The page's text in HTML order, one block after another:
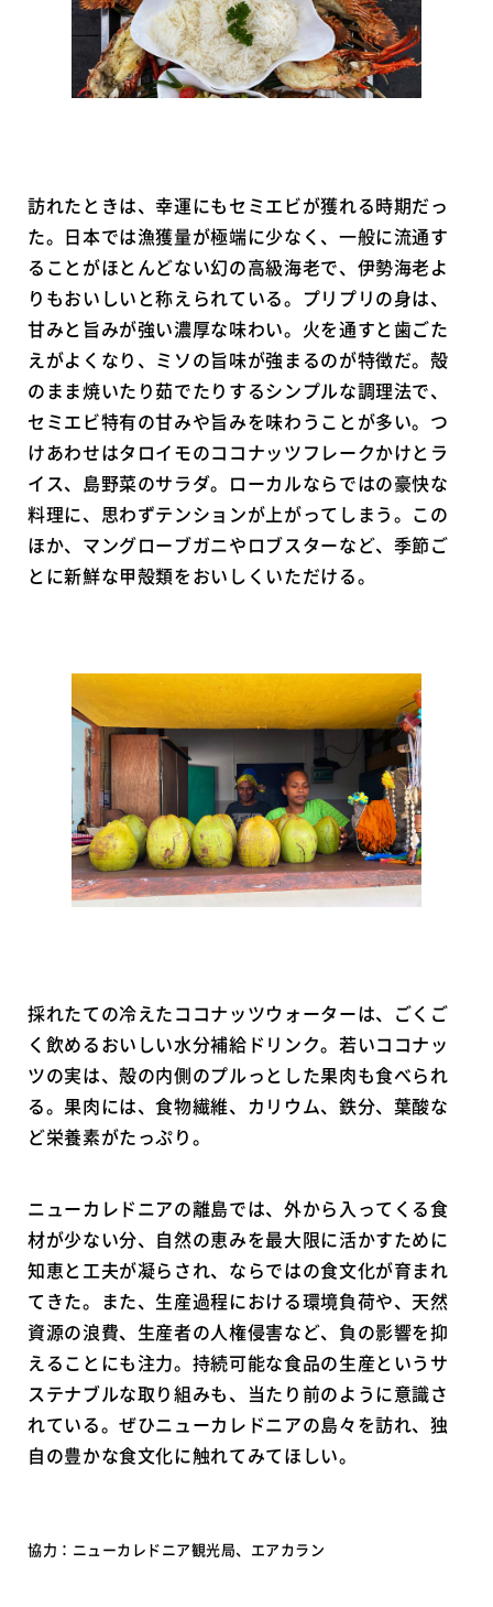
訪れたときは、幸運にもセミエビが獲れる時期だっ
た。日本では漁獲量が極端に少なく、一般に流通す
ることがほとんどない幻の高級海老で、伊勢海老よ
りもおいしいと称えられている。プリプリの身は、
甘みと旨みが強い濃厚な味わい。火を通すと歯ごた
えがよくなり、ミソの旨味が強まるのが特徴だ。殻
のまま焼いたり茹でたりするシンプルな調理法で、
セミエビ特有の甘みや旨みを味わうことが多い。つ
けあわせはタロイモのココナッツフレークかけとラ
イス、島野菜のサラダ。ローカルならではの豪快な
料理に、思わずテンションが上がってしまう。この
ほか、マングローブガニやロブスターなど、季節ご
とに新鮮な甲殻類をおいしくいただける。
採れたての冷えたココナッツウォーターは、ごくご
く飲めるおいしい水分補給ドリンク。若いココナッ
ツの実は、殻の内側のプルっとした果肉も食べられ
る。果肉には、食物繊維、カリウム、鉄分、葉酸な
ど栄養素がたっぷり。
ニューカレドニアの離島では、外から入ってくる食
材が少ない分、自然の恵みを最大限に活かすために
知恵と工夫が凝らされ、ならではの食文化が育まれ
てきた。また、生産過程における環境負荷や、天然
資源の浪費、生産者の人権侵害など、負の影響を抑
えることにも注力。持続可能な食品の生産というサ
ステナブルな取り組みも、当たり前のように意識さ
れている。ぜひニューカレドニアの島々を訪れ、独
自の豊かな食文化に触れてみてほしい。
協力：ニューカレドニア観光局、エアカラン